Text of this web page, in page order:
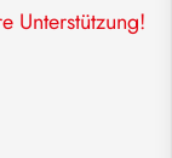
Unterstützung!